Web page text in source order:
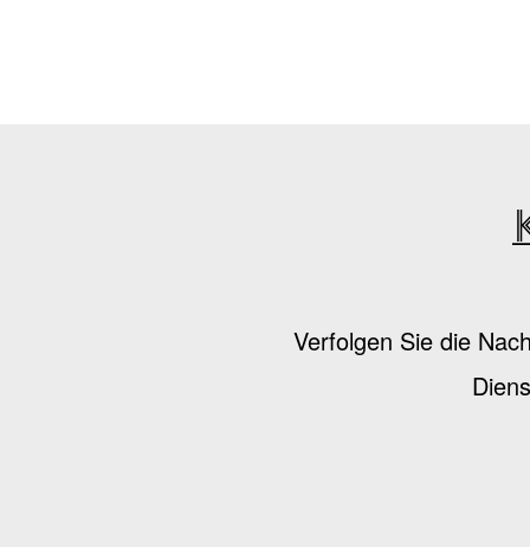
Verfolgen Sie die